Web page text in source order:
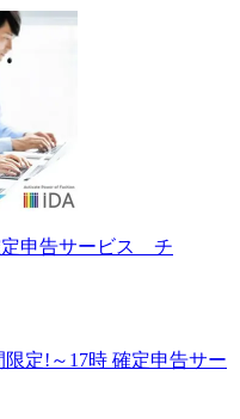
申告サービス チ
定!～17時 確定申告サー